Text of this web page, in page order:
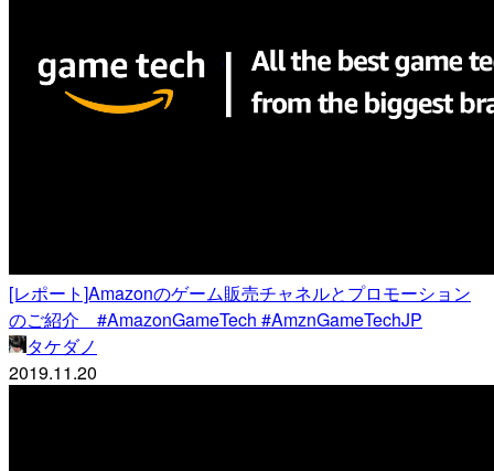
[レポート]Amazonのゲーム販売チャネルとプロモーション
のご紹介 #AmazonGameTech #AmznGameTechJP
タケダノ
2019.11.20